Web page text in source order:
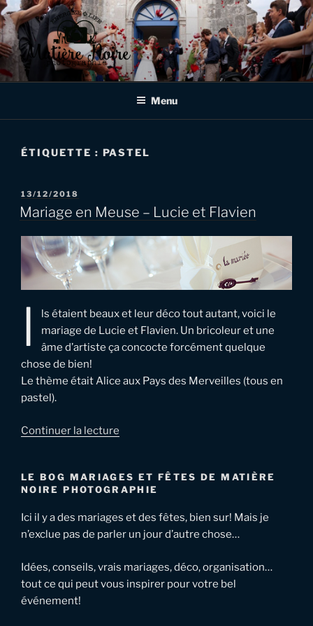
Aller
au
contenu
principal
MATIÈRE NOIRE
PHOTOGRAPHIE
Photographe de mariages et d'événementiels à Verdun, en Meuse,
Menu
ÉTIQUETTE : PASTEL
PUBLIÉ
LE
13/12/2018
Mariage en Meuse – Lucie et Flavien
I
ls étaient beaux et leur déco tout autant, voici le
mariage de Lucie et Flavien. Un bricoleur et une
âme d’artiste ça concocte forcément quelque
chose de bien!
Le thème était Alice aux Pays des Merveilles (tous en
pastel).
Continuer la lecture
Meuse
–
Lucie
et
LE BOG MARIAGES ET FÊTES DE MATIÈRE
NOIRE PHOTOGRAPHIE
Ici il y a des mariages et des fêtes, bien sur! Mais je
n’exclue pas de parler un jour d’autre chose…
Idées, conseils, vrais mariages, déco, organisation…
tout ce qui peut vous inspirer pour votre bel
événement!